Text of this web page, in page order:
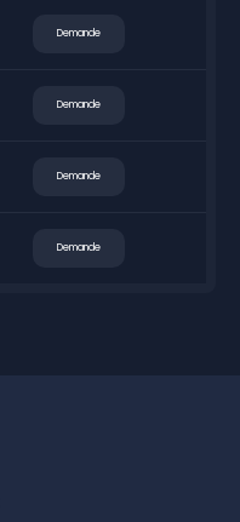
Demande
Demande
Demande
Demande